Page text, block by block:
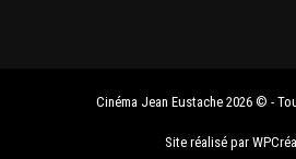
Cinéma Jean Eustache 2026 © -
Site réalisé par